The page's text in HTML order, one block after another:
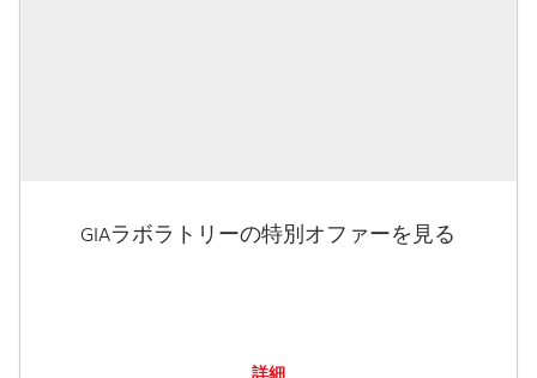
GIAラボラトリーの特別オファーを見る